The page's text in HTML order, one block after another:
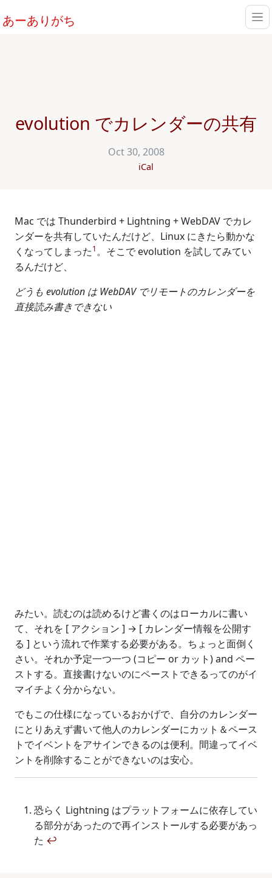
あーありがち
evolution でカレンダーの共有
Oct 30, 2008
iCal
Mac では Thunderbird + Lightning + WebDAV でカレ
ンダーを共有していたんだけど、Linux にきたら動かな
くなってしまった1。そこで evolution を試してみてい
るんだけど、
どうも evolution は WebDAV でリモートのカレンダーを
直接読み書きできない
みたい。読むのは読めるけど書くのはローカルに書い
て、それを [ アクション ] → [ カレンダー情報を公開す
る ] という流れで作業する必要がある。ちょっと面倒く
さい。それか予定一つ一つ (コピー or カット) and ペー
ストする。直接書けないのにペーストできるってのがイ
マイチよく分からない。
でもこの仕様になっているおかげで、自分のカレンダー
にとりあえず書いて他人のカレンダーにカット＆ペース
トでイベントをアサインできるのは便利。間違ってイベ
ントを削除することができないのは安心。
恐らく Lightning はプラットフォームに依存してい
る部分があったので再インストールする必要があっ
た ↩